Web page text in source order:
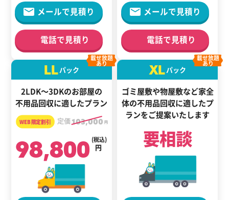
メールで見積り
電話で見積り
メールで見積り
電話で見積り
LLパック
2LDK～3DKのお部屋の
不用品回収に適したプラン
載せ放題
あり
定価103,000 円
98,800 円
(税込)
XLパック
ゴミ屋敷や物屋敷など家全
体の不用品回収に適したプ
ランをご提案いたします
載せ放題
あり
要相談